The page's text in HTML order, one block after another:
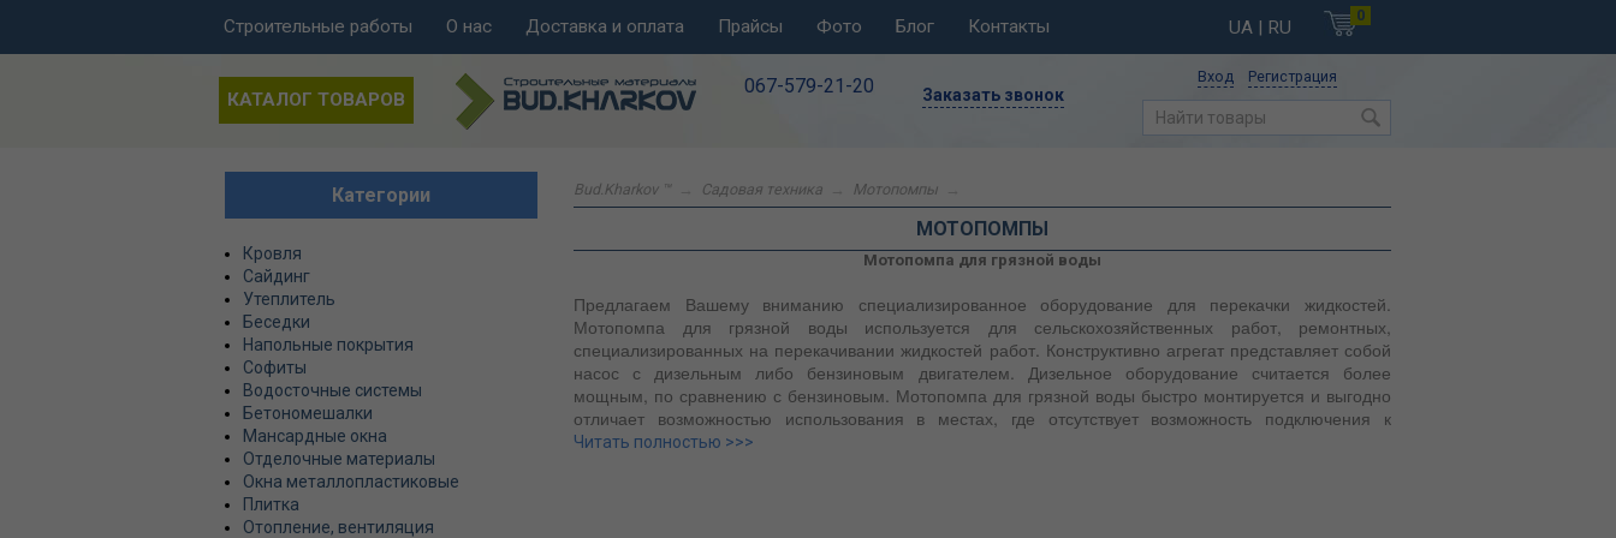
0
UA | RU
Строительные работы О нас Доставка и оплата Прайсы Фото Блог Контакты
Вход Регистрация
КАТАЛОГ ТОВАРОВ
067-579-21-20 Заказать звонок
Категории
Кровля
Сайдинг
Утеплитель
Беседки
Напольные покрытия
Софиты
Водосточные системы
Бетономешалки
Мансардные окна
Отделочные материалы
Окна металлопластиковые
Плитка
Отопление, вентиляция
Bud.Kharkov ™ Садовая техника Мотопомпы
МОТОПОМПЫ
Мотопомпа для грязной воды
Предлагаем Вашему вниманию специализированное оборудование для перекачки жидкостей.
Мотопомпа для грязной воды используется для сельскохозяйственных работ, ремонтных,
специализированных на перекачивании жидкостей работ. Конструктивно агрегат представляет собой
насос с дизельным либо бензиновым двигателем. Дизельное оборудование считается более
мощным, по сравнению с бензиновым. Мотопомпа для грязной воды быстро монтируется и выгодно
отличает возможностью использования в местах, где отсутствует возможность подключения к
электросети. Агрегат считается надежнее электрического, так как попадание в его узлы воды не
Читать полностью >>>